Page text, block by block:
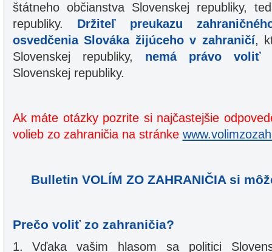
štátneho občianstva Slovenskej republiky,
republiky. Držiteľ preukazu
osvedčenia Slováka žijúceho v zahraničí,
Slovenskej republiky, nemá právo voliť
Slovenskej republiky.
Ak máte otázky pozrite si najčastejšie
volieb zo zahraničia na stránke
Bulletin VOLÍM ZO ZAHRANIČIA si
Prečo voliť zo zahraničia?
1. Vďaka vašim hlasom sa politici